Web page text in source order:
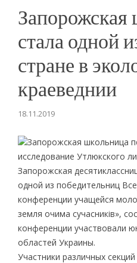
Запорожская
стала одной
стране в
краеведнии
18.11.2019
Запорожская школьница
исследование Утлюкского
Запорожская
одной из победительниц
конференции учащейся
земля очима сучасників»,
конференции участвовали
областей Украины.
Участники различных